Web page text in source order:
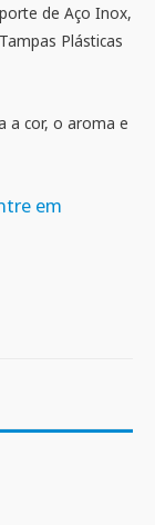
de Aço Inox,
Plásticas
a cor, o aroma e
em